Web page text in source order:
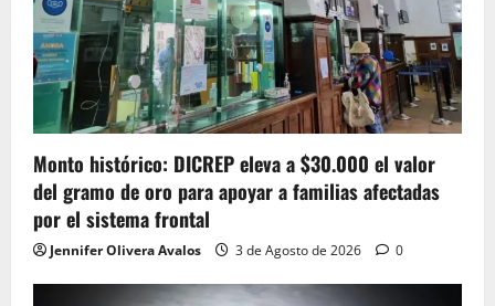
Monto histórico: DICREP eleva a $30.000 el valor
del gramo de oro para apoyar a familias afectadas
por el sistema frontal
Jennifer Olivera Avalos 3 de Agosto de 2026 0